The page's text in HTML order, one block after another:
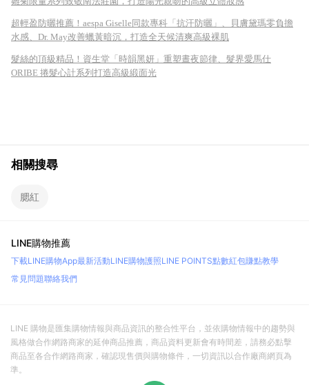
超輕盈防曬推薦！aespa Giselle同款專科「抗汗防曬」、貝膚黛瑪零負擔
水感、Dr. May改善蠟黃暗沉，打造全天候清爽高級裸肌
髮絲的頂級精品！資生堂「時韻黑妍」重塑晝夜節律、髮界愛馬仕
ORIBE 捲髮心計系列打造高級緞面光
相關搜尋
腮紅
LINE購物推薦
下載LINE購物App最新活動LINE購物護照LINE POINTS點數紅包賺點教學
常見問題聯絡我們
LINE 購物是匯集購物情報與商品資訊的整合性平台，並依購物情報中的趨勢與
風格做合作網路商家的延伸商品推薦，商品資料更新會有時間差，請務必點擊
商品至各合作網路商家，確認現售價與購物條件，一切資訊以合作廠商網頁為
準。